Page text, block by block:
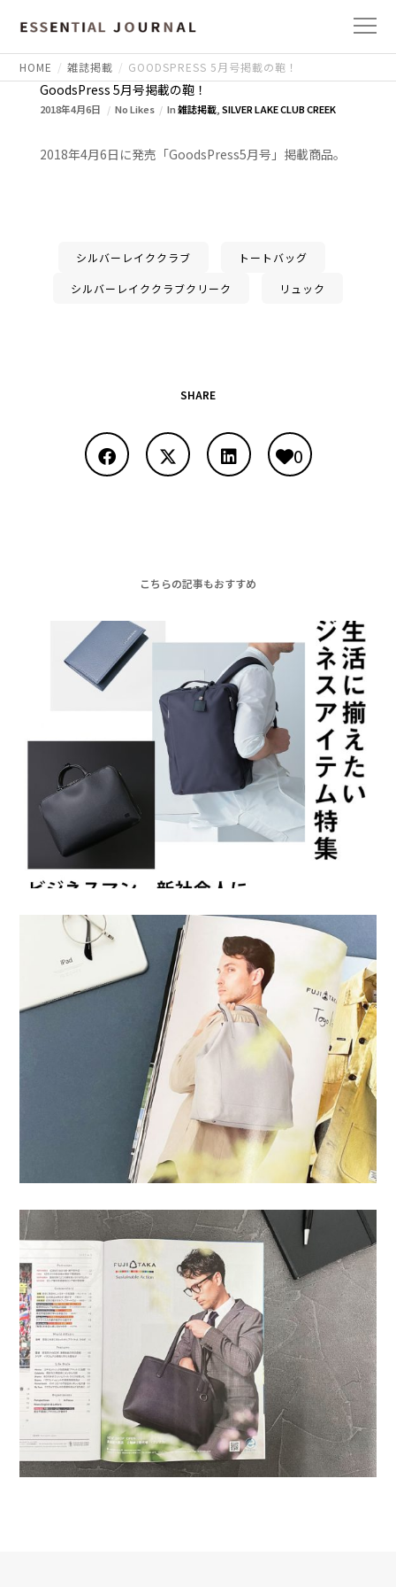
HOME 雑誌掲載 GOODSPRESS 5月号掲載の鞄！
GoodsPress 5月号掲載の鞄！
2018年4月6日 No Likes In雑誌掲載, SILVER LAKE CLUB CREEK
2018年4月6日に発売「GoodsPress5月号」掲載商品。
シルバーレイククラブ トートバッグ
シルバーレイククラブクリーク リュック
SHARE
0
こちらの記事もおすすめ